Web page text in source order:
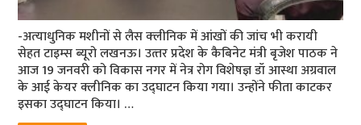
-अत्‍याधुनिक मशीनों से लैस क्‍लीनिक में आंखों की जांच भी करायी
सेहत टाइम्‍स ब्‍यूरो लखनऊ। उत्‍तर प्रदेश के कैबिनेट मंत्री बृजेश पाठक ने
आज 19 जनवरी को विकास नगर में नेत्र रोग विशेषज्ञ डॉ आस्था अग्रवाल
के आई केयर क्लीनिक का उद्घाटन किया गया। उन्‍होंने फीता काटकर
इसका उद्घाटन किया। …